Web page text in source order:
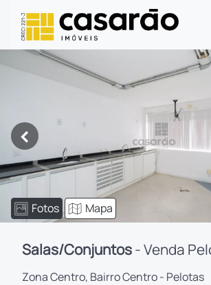
<
Fotos Mapa
Salas/Conjuntos- Venda
Zona Centro, Bairro Centro - Pelotas